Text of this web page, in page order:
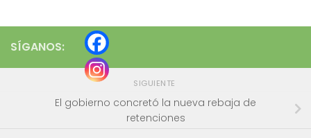
SÍGANOS:
SIGUIENTE
El gobierno concretó la nueva rebaja de
retenciones